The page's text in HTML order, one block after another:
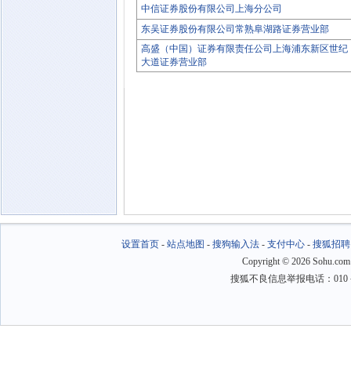
中信证券股份有限公司上海分公司
东吴证券股份有限公司常熟阜湖路证券营业部
高盛（中国）证券有限责任公司上海浦东新区世纪
大道证券营业部
设置首页- 站点地图 - 搜狗输入法- 支付中心- 搜狐招聘
Copyright © 2026
搜狐不良信息举报电话：010